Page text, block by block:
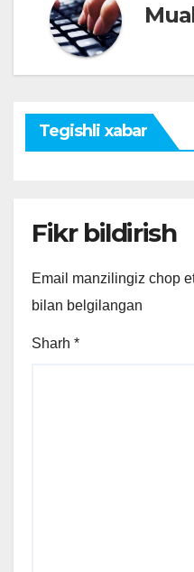
Tegishli xabar
Fikr bildirish
Email manzilingiz chop
bilan belgilangan
Sharh *